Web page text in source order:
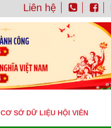
Liên hệ
CƠ SỞ DỮ LIỆU HỘI VIÊN